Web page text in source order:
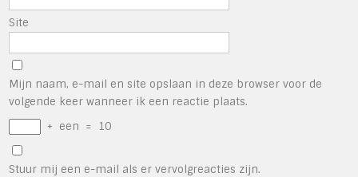
Site
Mijn naam, e-mail en site opslaan in deze browser voor de
volgende keer wanneer ik een reactie plaats.
+ een = 10
Stuur mij een e-mail als er vervolgreacties zijn.